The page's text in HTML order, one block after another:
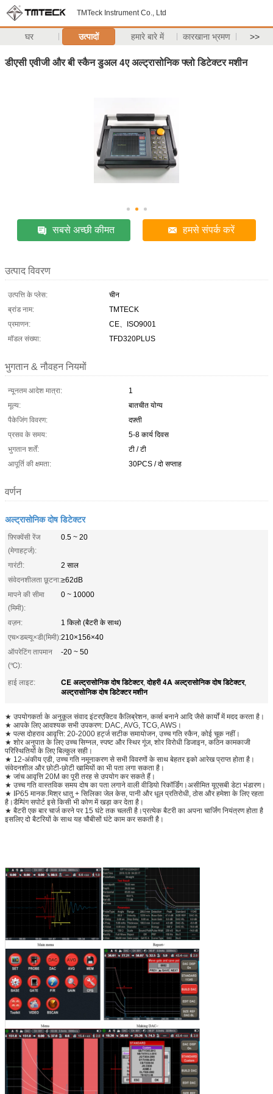
TMTeck Instrument Co., Ltd
घर उत्पादों हमारे बारे में कारखाना भ्रमण >>
डीएसी एवीजी और बी स्कैन डुअल 4ए अल्ट्रासोनिक फ्लो डिटेक्टर मशीन
सबसे अच्छी कीमत हमसे संपर्क करें
उत्पाद विवरण
उत्पत्ति के प्लेस:
चीन
ब्रांड नाम:
TMTECK
प्रमाणन:
CE、ISO9001
मॉडल संख्या:
TFD320PLUS
भुगतान & नौवहन नियमों
न्यूनतम आदेश मात्रा:
1
मूल्य:
बातचीत योग्य
पैकेजिंग विवरण:
दफ़्ती
प्रसव के समय:
5-8 कार्य दिवस
भुगतान शर्तें:
टी / टी
आपूर्ति की क्षमता:
30PCS / दो सप्ताह
वर्णन
अल्ट्रासोनिक दोष डिटेक्टर
फ़्रिक्वेंसी रेंज
(मेगाहर्ट्ज):
0.5 ~ 20
गारंटी:
2 साल
संवेदनशीलता छूटना:≥62dB
मापने की सीमा
(मिमी):
0 ~ 10000
वज़न:
1 किलो (बैटरी के साथ)
एच×डब्ल्यू×डी(मिमी):210×156×40
ऑपरेटिंग तापमान
(℃):
-20 ~ 50
हाई लाइट: CE अल्ट्रासोनिक दोष डिटेक्टर,दोहरी 4A अल्ट्रासोनिक दोष डिटेक्टर,
अल्ट्रासोनिक दोष डिटेक्टर मशीन
★ उपयोगकर्ता के अनुकूल संवाद इंटरएक्टिव कैलिब्रेशन, कर्व्स बनाने आदि जैसे कार्यों में मदद करता है।
★ आपके लिए आवश्यक सभी उपकरण: DAC, AVG, TCG, AWS।
★ पल्स दोहराव आवृत्ति: 20-2000 हर्ट्ज सटीक समायोजन, उच्च गति स्कैन, कोई चूक नहीं।
★ शोर अनुपात के लिए उच्च सिग्नल, स्पष्ट और स्थिर गूंज, शोर विरोधी डिजाइन, कठिन कामकाजी
परिस्थितियों के लिए बिल्कुल सही।
★ 12-अंकीय एडी, उच्च गति नमूनाकरण से सभी विवरणों के साथ बेहतर इको आरेख प्राप्त होता है।
संवेदनशील और छोटी-छोटी खामियों का भी पता लगा सकता है।
★ जांच आवृत्ति 20M का पूरी तरह से उपयोग कर सकते हैं।
★ उच्च गति वास्तविक समय दोष का पता लगाने वाली वीडियो रिकॉर्डिंग।असीमित यूएसबी डेटा भंडारण।
★ IP65 मानक.मिश्र धातु + सिलिका जेल केस, पानी और धूल प्रतिरोधी, ठोस और हमेशा के लिए रहता
है।डैम्पिंग सपोर्ट इसे किसी भी कोण में खड़ा कर देता है।
★ बैटरी एक बार चार्ज करने पर 15 घंटे तक चलती है।प्रत्येक बैटरी का अपना चार्जिंग नियंत्रण होता है
इसलिए दो बैटरियों के साथ यह चौबीसों घंटे काम कर सकती है।